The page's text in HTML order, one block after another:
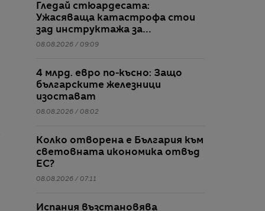
Гледай стюардесата:
Ужасяваща катастрофа стои
зад инструктажа за
безопасност
08.08.2026 / 09:09
4 млрд. евро по-късно: Защо
българските железници
изостават
08.08.2026 / 08:02
Колко отворена е България към
световната икономика отвъд
ЕС?
08.08.2026 / 07:11
Испания възстановява